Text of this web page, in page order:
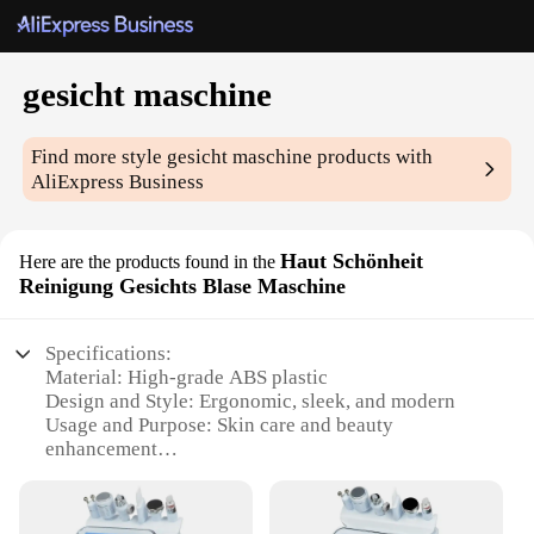
gesicht maschine
Find more style gesicht maschine products with
AliExpress Business
Here are the products found in the Haut Schönheit
Reinigung Gesichts Blase Maschine
Specifications:
Material: High-grade ABS plastic
Design and Style: Ergonomic, sleek, and modern
Usage and Purpose: Skin care and beauty
enhancement
technology for deep cleansing
Parts and Accessories: Comes with a comprehensive